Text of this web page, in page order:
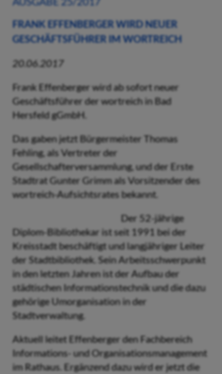
FRANK EFFENBERGER WIRD NEUER
GESCHÄFTSFÜHRER IM WORTREICH
20.06.2017
Frank Effenberger wird ab sofort neuer
Geschäftsführer der wortreich in Bad
Hersfeld gGmbH.
Das gaben jetzt Bürgermeister Thomas
Fehling, als Vertreter der
Gesellschafterversammlung, und der Erste
Stadtrat Gunter Grimm als Vorsitzender des
wortreich-Aufsichtsrates bekannt.
Der 52-jährige
Diplom-Bibliothekar ist seit 1991 bei der
Kreisstadt beschäftigt und langjähriger Leiter
der Stadtbibliothek. Sein Arbeitsschwerpunkt
in den letzten Jahren ist der Aufbau der
städtischen Informationstechnik und die dazu
gehörige Umorganisation in der
Stadtverwaltung.
Aktuell leitet Effenberger den Fachbereich
Informations- und Organisationsmanagement
im Rathaus. Ergänzend dazu wird er jetzt die